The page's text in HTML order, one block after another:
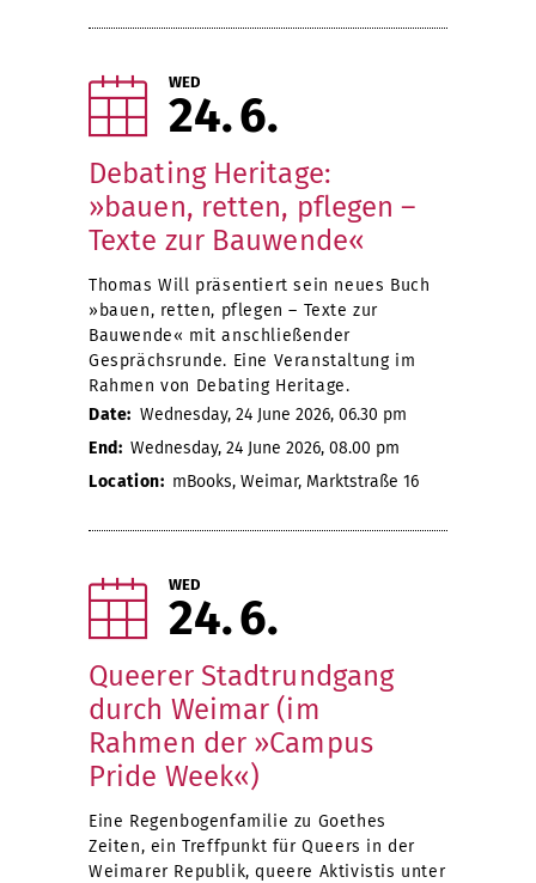
WED
24 6
Debating Heritage:
»bauen, retten, pflegen –
Texte zur Bauwende«
Thomas Will präsentiert sein neues Buch
»bauen, retten, pflegen – Texte zur
Bauwende« mit anschließender
Gesprächsrunde. Eine Veranstaltung im
Rahmen von Debating Heritage.
Date: Wednesday, 24 June 2026, 06.30 pm
End: Wednesday, 24 June 2026, 08.00 pm
Location: mBooks, Weimar, Marktstraße 16
WED
24 6
Queerer Stadtrundgang
durch Weimar (im
Rahmen der »Campus
Pride Week«)
Eine Regenbogenfamilie zu Goethes
Zeiten, ein Treffpunkt für Queers in der
Weimarer Republik, queere Aktivistis unter